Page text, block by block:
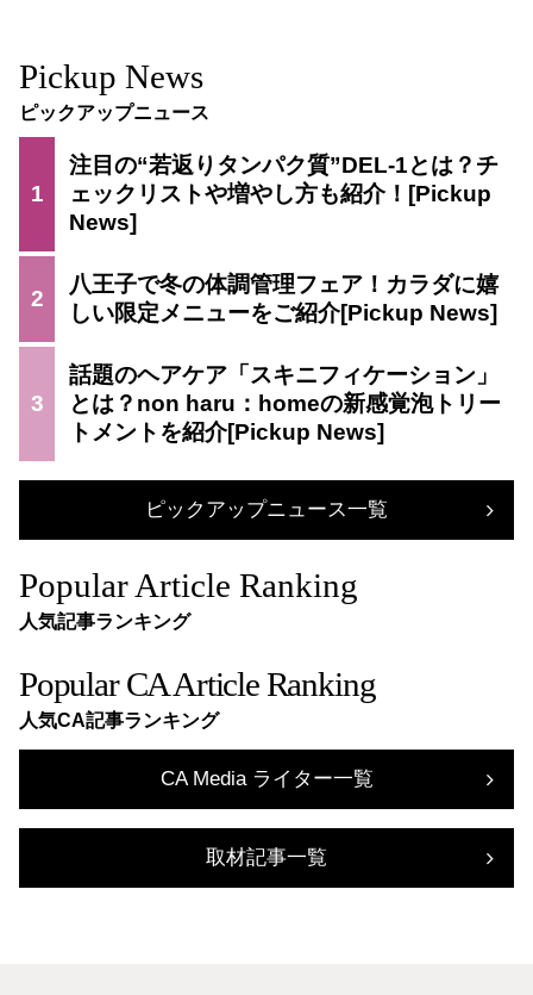
Pickup News
ピックアップニュース
1
注目の“若返りタンパク質”DEL-1とは？チ
ェックリストや増やし方も紹介！
2
八王子で冬の体調管理フェア！カラダに嬉
しい限定メニューをご紹介
3
話題のヘアケア「スキニフィケーション」
とは？non haru：homeの新感覚泡トリー
トメントを紹介
ピックアップニュース一覧
Popular Article Ranking
人気記事ランキング
Popular CA Article Ranking
人気CA記事ランキング
CA Media ライター一覧
取材記事一覧